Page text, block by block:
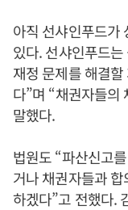
아직 선샤인푸드가
있다. 선샤인푸드
재정 문제를 해결
다”며 “채권자들의
말했다.
법원도 “파산신고
거나 채권자들과
하겠다”고 전했다.